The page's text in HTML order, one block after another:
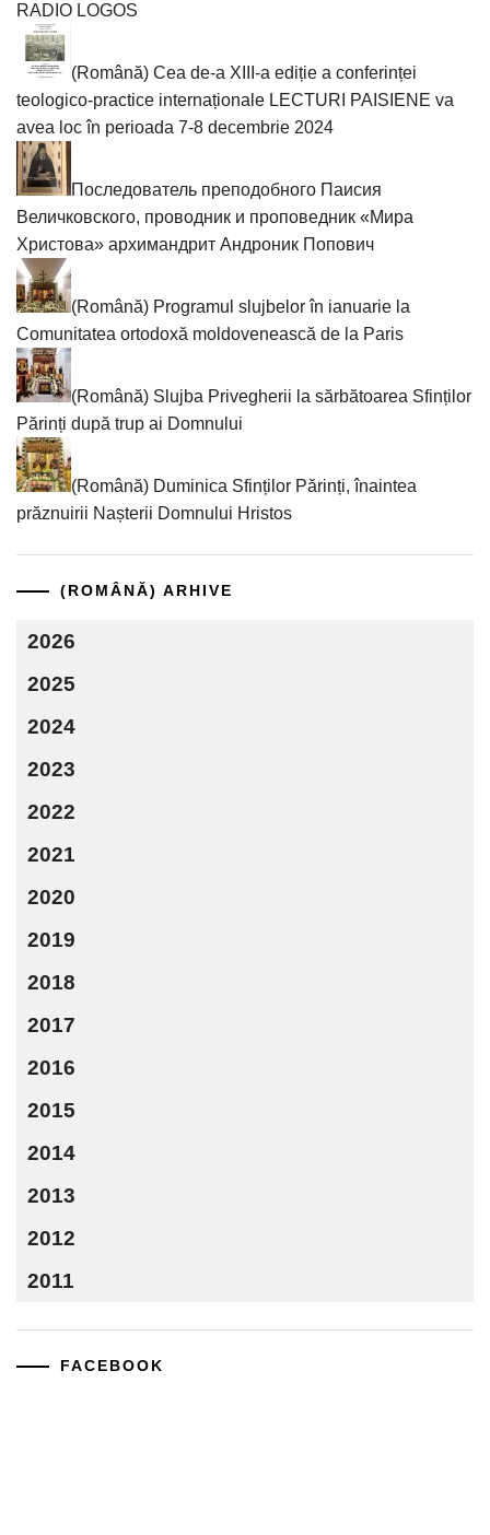
RADIO LOGOS
(Română) Cea de-a XIII-a ediție a conferinței
teologico-practice internaționale LECTURI PAISIENE va
avea loc în perioada 7-8 decembrie 2024
Последователь преподобного Паисия
Величковского, проводник и проповедник «Мира
Христова» архимандрит Андроник Попович
(Română) Programul slujbelor în ianuarie la
Comunitatea ortodoxă moldovenească de la Paris
(Română) Slujba Privegherii la sărbătoarea Sfinților
Părinți după trup ai Domnului
(Română) Duminica Sfinților Părinți, înaintea
prăznuirii Nașterii Domnului Hristos
(ROMÂNĂ) ARHIVE
2026
2025
2024
2023
2022
2021
2020
2019
2018
2017
2016
2015
2014
2013
2012
2011
FACEBOOK